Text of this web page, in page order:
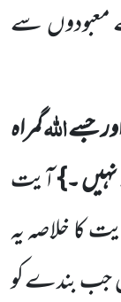
سے
جسےاللہگمراہ
۔}آیت
کا خلاصہ یہ
جب بندے کو